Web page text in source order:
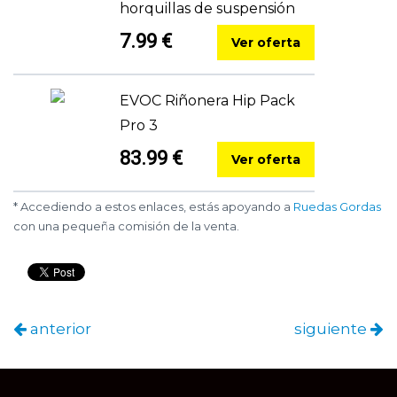
horquillas de suspensión
7.99 € Ver oferta
EVOC Riñonera Hip Pack
Pro 3
83.99 € Ver oferta
* Accediendo a estos enlaces, estás apoyando a Ruedas Gordas
con una pequeña comisión de la venta.
anterior siguiente